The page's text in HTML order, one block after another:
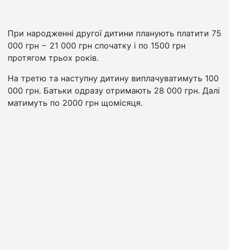
При народженні другої дитини планують платити 75
000 грн − 21 000 грн спочатку і по 1500 грн
протягом трьох років.
На третю та наступну дитину виплачуватимуть 100
000 грн. Батьки одразу отримають 28 000 грн. Далі
матимуть по 2000 грн щомісяця.